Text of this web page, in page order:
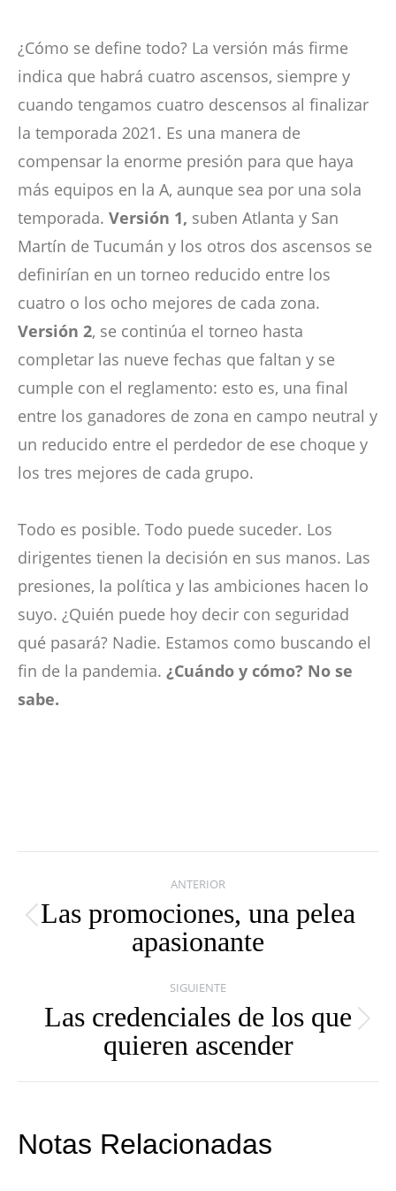
¿Cómo se define todo? La versión más firme
indica que habrá cuatro ascensos, siempre y
cuando tengamos cuatro descensos al finalizar
la temporada 2021. Es una manera de
compensar la enorme presión para que haya
más equipos en la A, aunque sea por una sola
temporada. Versión 1, suben Atlanta y San
Martín de Tucumán y los otros dos ascensos se
definirían en un torneo reducido entre los
cuatro o los ocho mejores de cada zona.
Versión 2, se continúa el torneo hasta
completar las nueve fechas que faltan y se
cumple con el reglamento: esto es, una final
entre los ganadores de zona en campo neutral y
un reducido entre el perdedor de ese choque y
los tres mejores de cada grupo.
Todo es posible. Todo puede suceder. Los
dirigentes tienen la decisión en sus manos. Las
presiones, la política y las ambiciones hacen lo
suyo. ¿Quién puede hoy decir con seguridad
qué pasará? Nadie. Estamos como buscando el
fin de la pandemia. ¿Cuándo y cómo? No se
sabe.
Navegación
entre
publicaciones
ANTERIOR
Publicación
anterior:
Las promociones, una pelea
apasionante
SIGUIENTE
Publicación
siguiente:
Las credenciales de los que
quieren ascender
Notas Relacionadas